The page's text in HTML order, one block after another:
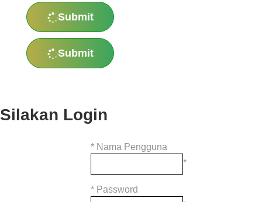
Submit
Submit
Silakan Login
* Nama Pengguna
*
* Password